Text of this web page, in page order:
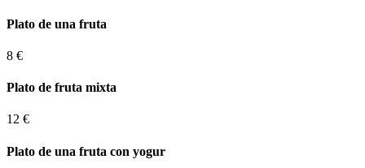
Plato de una fruta
8 €
Plato de fruta mixta
12 €
Plato de una fruta con yogur